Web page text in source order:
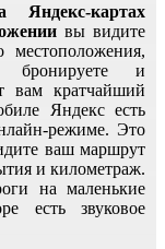
Яндекс-картах
вы видите
местоположения,
бронируете и
вам кратчайший
Яндекс есть
режиме. Это
ваш маршрут
и километраж.
на маленькие
есть звуковое